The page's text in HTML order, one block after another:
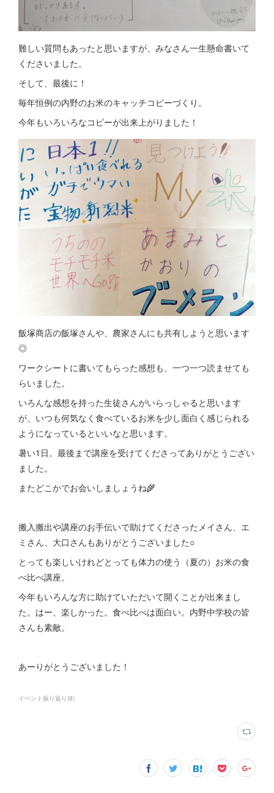
難しい質問もあったと思いますが、みなさん一生懸命書いて
くださいました。
そして、最後に！
毎年恒例の内野のお米のキャッチコピーづくり。
今年もいろいろなコピーが出来上がりました！
飯塚商店の飯塚さんや、農家さんにも共有しようと思います
◎
ワークシートに書いてもらった感想も、一つ一つ読ませても
らいました。
いろんな感想を持った生徒さんがいらっしゃると思います
が、いつも何気なく食べているお米を少し面白く感じられる
ようになっているといいなと思います。
暑い1日。最後まで講座を受けてくださってありがとうござい
ました。
またどこかでお会いしましょうね🌾
搬入搬出や講座のお手伝いで助けてくださったメイさん、エ
ミさん、大口さんもありがとうございました○
とっても楽しいけれどとっても体力の使う（夏の）お米の食
べ比べ講座。
今年もいろんな方に助けていただいて開くことが出来まし
た。はー、楽しかった。食べ比べは面白い。内野中学校の皆
さんも素敵。
あーりがとうございました！
イベント振り返り (8)